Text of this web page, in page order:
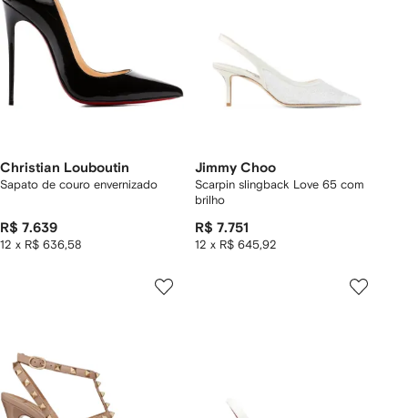
Christian Louboutin
Sapato de couro envernizado
R$ 7.639
12 x R$ 636,58
Jimmy Choo
Scarpin slingback Love 65 com
brilho
R$ 7.751
12 x R$ 645,92